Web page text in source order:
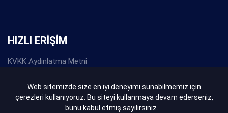
Web sitemizde size en iyi deneyimi sunabilmemiz için
çerezleri kullanıyoruz. Bu siteyi kullanmaya devam ederseniz,
bunu kabul etmiş sayılırsınız.
HIZLI ERİŞİM
KVKK Aydınlatma Metni
Gizlilik Politikası
Çerez Politikası